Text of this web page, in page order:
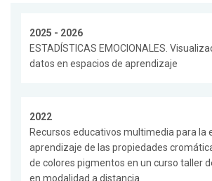
2025 - 2026
ESTADÍSTICAS EMOCIONALES.
datos en espacios de aprendizaje
2022
Recursos educativos multimedia para la
aprendizaje de las propiedades
de colores pigmentos en un curso taller
en modalidad a distancia